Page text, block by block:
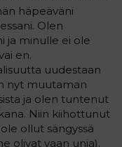
häpeäväni
Olen
ja minulle ei ole
en.
uudestaan
nyt muutaman
ja olen tuntenut
Niin kiihottunut
ollut sängyssä
olivat vaan unia).